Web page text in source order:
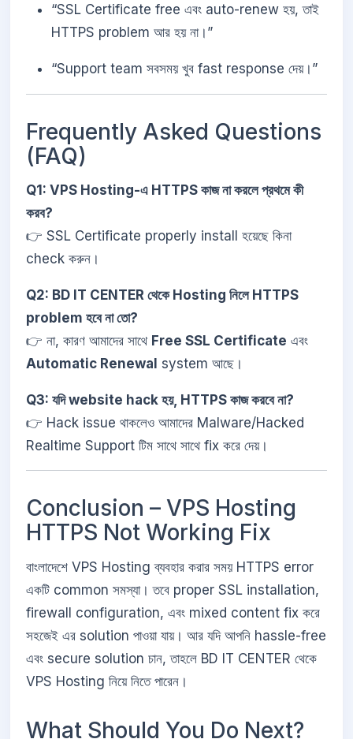
“SSL Certificate free এবং auto-renew হয়, তাই
HTTPS problem আর হয় না।”
“Support team সবসময় খুব fast response দেয়।”
Frequently Asked Questions
(FAQ)
Q1: VPS Hosting-এ HTTPS কাজ না করলে প্রথমে কী
করব?
👉 SSL Certificate properly install হয়েছে কিনা
check করুন।
Q2: BD IT CENTER থেকে Hosting নিলে HTTPS
problem হবে না তো?
👉 না, কারণ আমাদের সাথে Free SSL Certificate এবং
Automatic Renewal system আছে।
Q3: যদি website hack হয়, HTTPS কাজ করবে না?
👉 Hack issue থাকলেও আমাদের Malware/Hacked
Realtime Support টিম সাথে সাথে fix করে দেয়।
Conclusion – VPS Hosting
HTTPS Not Working Fix
বাংলাদেশে VPS Hosting ব্যবহার করার সময় HTTPS error
একটি common সমস্যা। তবে proper SSL installation,
firewall configuration, এবং mixed content fix করে
সহজেই এর solution পাওয়া যায়। আর যদি আপনি hassle-free
এবং secure solution চান, তাহলে BD IT CENTER থেকে
VPS Hosting নিয়ে নিতে পারেন।
What Should You Do Next?